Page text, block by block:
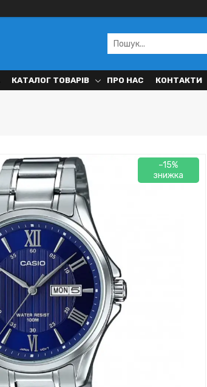
КАТАЛОГ ТОВАРІВ ПРО НАС КОНТАКТИ
–15%